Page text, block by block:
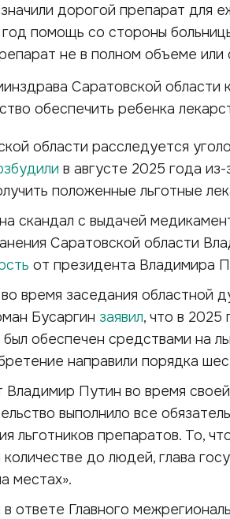
дорогой препарат для
помощь со стороны
не в полном объеме
Саратовской
обеспечить ребенка
области расследуется
в августе 2025 года
положенные льготные
скандал с выдачей
Саратовской области
от президента Владимира
время заседания областной
Бусаргин заявил, что в 2025
обеспечен средствами на
направили порядка
Владимир Путин во время
выполнило все
льготников препаратов. То,
до людей, глава
местах».
ответе Главного